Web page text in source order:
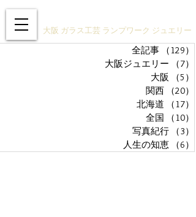
大阪 ガラス工芸 ランプワーク ジュエリー
全記事 （129）
大阪ジュエリー
（7）
大阪
（5）
関西
（20）
北海道
（17）
全国
（10）
写真紀行
（3）
人生の知恵
（6）